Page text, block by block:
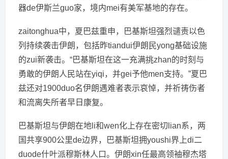
器de伊斯兰guo家，境内mei有美军基地的存在。
zaitonghua中，夏巴兹重申，巴基斯坦强烈谴责以色
列持续袭击伊朗，包括昨tiandui伊朗民yong基础设施
的zui新袭击。“巴基斯坦在这一充满挑zhan的时刻与
勇敢的伊朗人民站在yiqi，并gei予他men支持。”夏巴
兹还对1900duo名伊朗遇难者表示哀悼，并祈祷伤者
和流离失所者早日康复。
巴基斯坦与伊朗在地li和wen化上存在密切lian系，两
国共享900公里de边界，巴基斯坦拥youshi界上di二
duode什叶派穆斯林人口。伊朗xin任最高领袖穆杰塔